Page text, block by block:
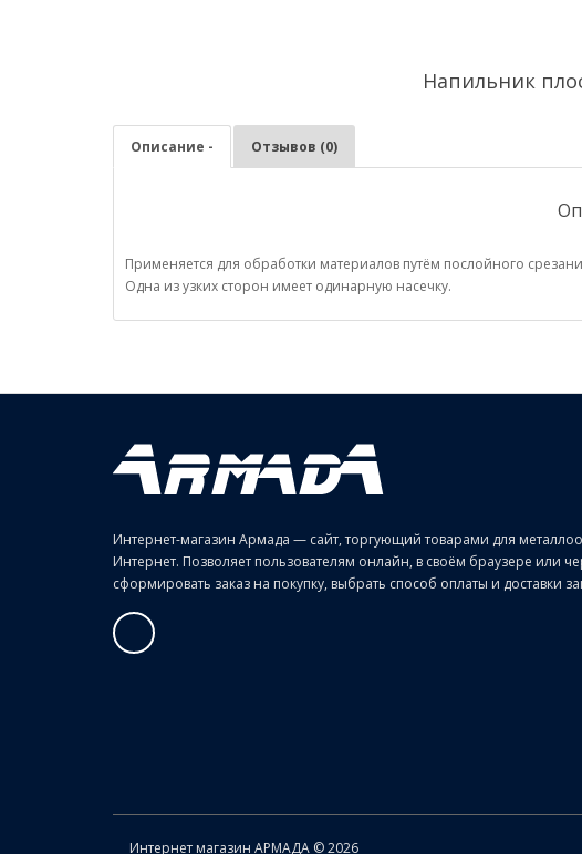
Напильник
Описание - Отзывов (0)
Применяется для обработки материалов путём послойного
Одна из узких сторон имеет одинарную насечку.
Интернет-магазин Армада — сайт, торгующий товарами для
Интернет. Позволяет пользователям онлайн, в своём браузере или
сформировать заказ на покупку, выбрать способ оплаты и доставки
Интернет магазин АРМАДА © 2026